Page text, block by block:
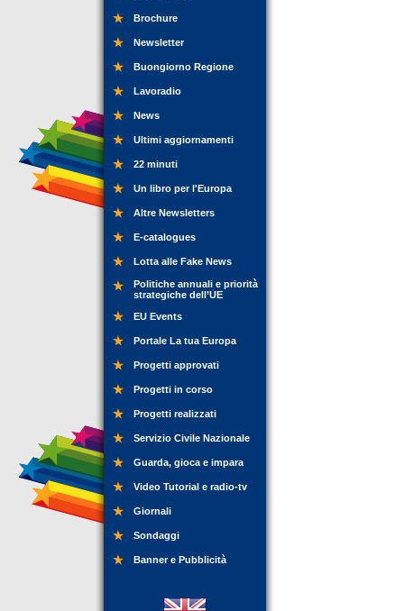
Brochure
Newsletter
Buongiorno Regione
Lavoradio
News
Ultimi aggiornamenti
22 minuti
Un libro per l'Europa
Altre Newsletters
E-catalogues
Lotta alle Fake News
Politiche annuali e priorità
strategiche dell’UE
EU Events
Portale La tua Europa
Progetti approvati
Progetti in corso
Progetti realizzati
Servizio Civile Nazionale
Guarda, gioca e impara
Video Tutorial e radio-tv
Giornali
Sondaggi
Banner e Pubblicità